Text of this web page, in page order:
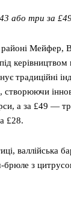
або три за
Мейфер,
традиційні
створюючи
а за £49 —
£28.
валлійська
з